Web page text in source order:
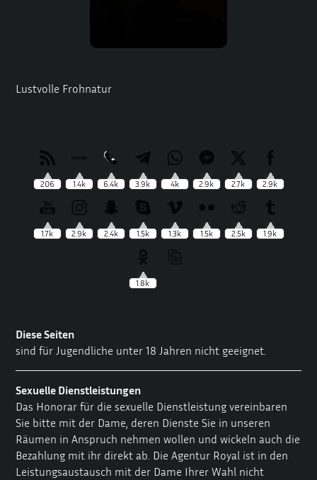
206 1.4k 6.4k 3.9k 4k 2.9k 2.7k 2.9k
1.7k 2.9k 2.4k 1.5k 1.3k 1.5k 2.5k 1.9k
1.8k
Lustvolle Frohnatur
Diese Seiten
sind für Jugendliche unter 18 Jahren nicht geeignet.
Sexuelle Dienstleistungen
Das Honorar für die sexuelle Dienstleistung vereinbaren
Sie bitte mit der Dame, deren Dienste Sie in unseren
Räumen in Anspruch nehmen wollen und wickeln auch die
Bezahlung mit ihr direkt ab. Die Agentur Royal ist in den
Leistungsaustausch mit der Dame Ihrer Wahl nicht